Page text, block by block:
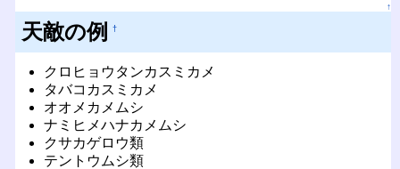
↑
天敵の例 †
クロヒョウタンカスミカメ
タバコカスミカメ
オオメカメムシ
ナミヒメハナカメムシ
クサカゲロウ類
テントウムシ類